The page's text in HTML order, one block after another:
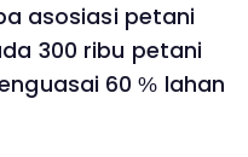
asosiasi petani
300 ribu petani
60 % lahan